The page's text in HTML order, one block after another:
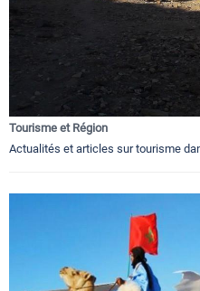
Tourisme et Région
Actualités et articles sur tourisme